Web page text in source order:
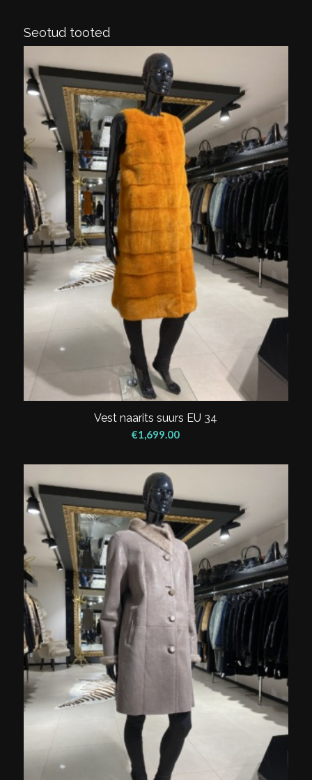
Seotud tooted
Vest naarits suurs EU 34
€1,699.00